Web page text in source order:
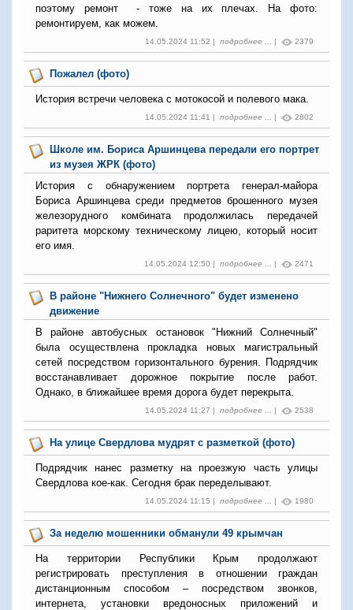
поэтому ремонт - тоже на их плечах. На фото:
ремонтируем, как можем.
14.05.2024 11:52 | подробнее ... | 2379
Пожалел (фото)
История встречи человека с мотокосой и полевого мака.
14.05.2024 11:41 | подробнее ... | 2802
Школе им. Бориса Аршинцева передали его портрет
из музея ЖРК (фото)
История с обнаружением портрета генерал-майора
Бориса Аршинцева среди предметов брошенного музея
железорудного комбината продолжилась передачей
раритета морскому техническому лицею, который носит
его имя.
14.05.2024 12:50 | подробнее ... | 2471
В районе "Нижнего Солнечного" будет изменено
движение
В районе автобусных остановок "Нижний Солнечный"
была осуществлена прокладка новых магистральный
сетей посредством горизонтального бурения. Подрядчик
восстанавливает дорожное покрытие после работ.
Однако, в ближайшее время дорога будет перекрыта.
14.05.2024 11:27 | подробнее ... | 2538
На улице Свердлова мудрят с разметкой (фото)
Подрядчик нанес разметку на проезжую часть улицы
Свердлова кое-как. Сегодня брак переделывают.
14.05.2024 11:15 | подробнее ... | 1980
За неделю мошенники обманули 49 крымчан
На территории Республики Крым продолжают
регистрировать преступления в отношении граждан
дистанционным способом – посредством звонков,
интернета, установки вредоносных приложений и